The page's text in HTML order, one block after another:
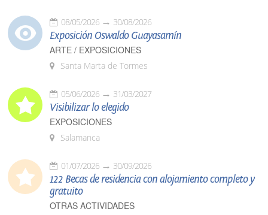
08/05/2026 30/08/2026
Exposición Oswaldo Guayasamín
ARTE / EXPOSICIONES
Santa Marta de Tormes
05/06/2026 31/03/2027
Visibilizar lo elegido
EXPOSICIONES
Salamanca
01/07/2026 30/09/2026
122 Becas de residencia con alojamiento completo y
gratuito
OTRAS ACTIVIDADES